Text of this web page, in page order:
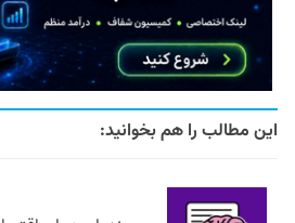
این مطالب را هم بخوانید: